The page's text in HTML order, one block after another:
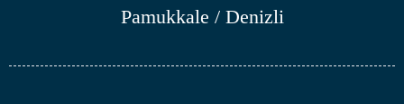
Pamukkale / Denizli